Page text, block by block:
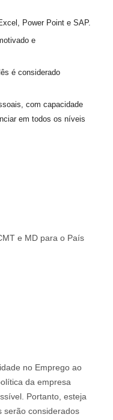
Power Point e SAP.
e
é considerado
com capacidade
em todos os níveis
e MD para o País
no Emprego ao
da empresa
Portanto, esteja
serão considerados